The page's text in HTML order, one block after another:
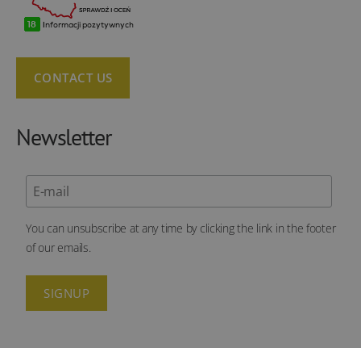
CONTACT US
Newsletter
You can unsubscribe at any time by clicking the link in the footer
of our emails.